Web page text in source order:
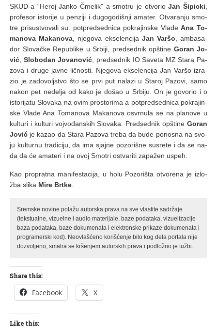
SKUD-a “He­roj Jan­ko Čme­lik” a smo­tru je otvo­rioJan Ši­pic­ki
pro­fe­sor isto­ri­je u pen­zi­ji i du­go­go­di­šnji ama­ter. Otva­ra­nju smo­
tre pri­su­stvo­va­li su: pot­pred­sed­ni­ca po­kra­jin­ske Vla­deAna To­
ma­no­va Ma­ka­no­va , nje­go­va ek­se­len­ci­ja Jan Var­šo , am­ba­sa­
dor Slo­vač­ke Re­pu­bli­ke u Sr­bi­ji, pred­sed­nik op­šti­ne Go­ran Jo­
vić Slo­bo­dan Jo­va­no­vić , pred­sed­nik IO Sa­ve­ta MZ Sta­ra Pa­
zo­va i dru­ge jav­ne lič­no­sti. Nje­go­va ek­se­len­ci­ja Jan Var­šo iz­ra­
zio je za­do­volj­stvo što se pr­vi put na­la­zi u Sta­roj Pa­zo­vi, sa­mo
na­kon pet ne­de­lja od ka­ko je do­šao u Sr­bi­ju. On je go­vo­rio i o
isto­ri­ja­tu Slo­va­ka na ovim pro­sto­ri­ma a pot­pred­sed­ni­ca po­kra­jin­
ske Vla­de Ana To­ma­no­va Ma­ka­no­va osvr­nu­la se na pla­no­ve u
kul­tu­ri i kul­tu­ri voj­vo­đan­skih Slo­va­ka. Pred­sed­nik op­šti­ne Go­ran
Jo­vić je ka­zao da Sta­ra Pa­zo­va tre­ba da bu­de po­no­sna na svo­
ju kul­tur­nu tra­di­ci­ju, da ima sjaj­ne po­zo­ri­šne su­sre­te i da se na­
da da će ama­te­ri i na ovoj Smo­tri ostva­ri­ti za­pa­žen uspeh.
Kao pro­prat­na ma­ni­fe­sta­ci­ja, u ho­lu Po­zo­ri­šta otvo­re­na je iz­lo­
žba sli­ka Mire Brt­ke
Sremske novine polažu autorska prava na sve vlastite sadržaje
(tekstualne, vizuelne i audio materijale, baze podataka, vizuelizacije
baza podataka, baze dokumenata i elektronske prikaze dokumenata i
programerski kod). Neovlašćeno korišćenje bilo kog dela portala nije
dozvoljeno, smatra se kršenjem autorskih prava i podložno je tužbi.
Share this:
Facebook X
Like this: